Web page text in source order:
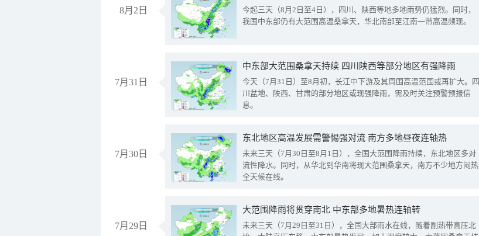
8月2日
今起三天（8月2日至4日），四川、陕西等地多地雨势仍猛烈。同时，
我国中东部仍有大范围高温桑拿天，华北南部至江南一带高温频现。
7月31日
中东部大范围桑拿天持续 四川陕西等部分地区有强降雨
今天（7月31日）至8月初，长江中下游及其周围高温范围或再扩大。四
川盆地、陕西、甘肃的部分地区或现强降雨，需及时关注预警预报信
息。
7月30日
东北地区高温发展需警惕强对流 南方多地昼夜连轴热
未来三天（7月30日至8月1日），全国大范围降雨持续，东北地区多对
流性降水。同时，从华北到华南将现大范围桑拿天，南方不少地方闷热
全天候在线。
7月29日
大范围降雨将贯穿南北 中东部多地暑热连轴转
未来三天（7月29日至31日），全国大部雨水在线，随着副热带高压北